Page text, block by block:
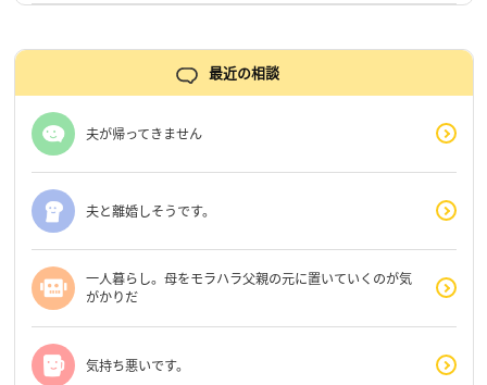
最近の相談
夫が帰ってきません
夫と離婚しそうです。
一人暮らし。母をモラハラ父親の元に置いていくのが気
がかりだ
気持ち悪いです。